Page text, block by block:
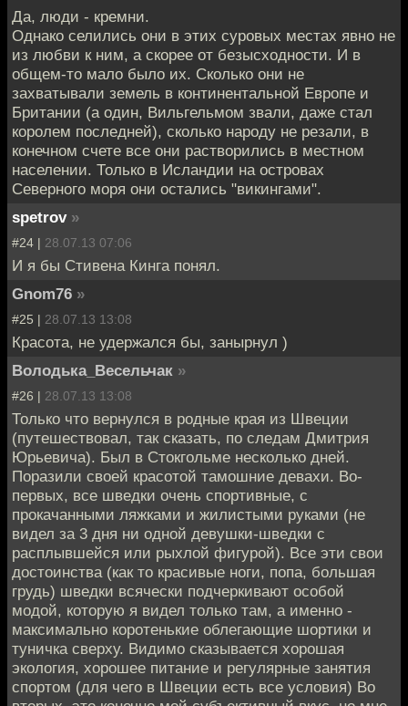
Да, люди - кремни.
Однако селились они в этих суровых местах явно не
из любви к ним, а скорее от безысходности. И в
общем-то мало было их. Сколько они не
захватывали земель в континентальной Европе и
Британии (а один, Вильгельмом звали, даже стал
королем последней), сколько народу не резали, в
конечном счете все они растворились в местном
населении. Только в Исландии на островах
Северного моря они остались "викингами".
spetrov »
#24 | 28.07.13 07:06
И я бы Стивена Кинга понял.
Gnom76 »
#25 | 28.07.13 13:08
Красота, не удержался бы, занырнул )
Володька_Весельчак »
#26 | 28.07.13 13:08
Только что вернулся в родные края из Швеции
(путешествовал, так сказать, по следам Дмитрия
Юрьевича). Был в Стокгольме несколько дней.
Поразили своей красотой тамошние девахи. Во-
первых, все шведки очень спортивные, с
прокачанными ляжками и жилистыми руками (не
видел за 3 дня ни одной девушки-шведки с
расплывшейся или рыхлой фигурой). Все эти свои
достоинства (как то красивые ноги, попа, большая
грудь) шведки всячески подчеркивают особой
модой, которую я видел только там, а именно -
максимально коротенькие облегающие шортики и
туничка сверху. Видимо сказывается хорошая
экология, хорошее питание и регулярные занятия
спортом (для чего в Швеции есть все условия) Во